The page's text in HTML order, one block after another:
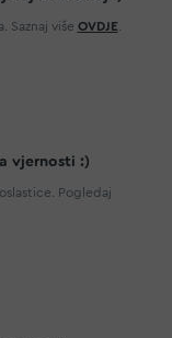
Saznaj više OVDJE
vjernosti :)
Pogledaj